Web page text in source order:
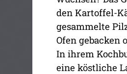
den Kartoffel-
gesammelte
Ofen gebacken
In ihrem
eine köstliche